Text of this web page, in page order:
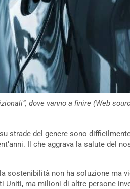
dove vanno a finire (Web
strade del genere sono
Il che aggrava la salute del
sostenibilità non ha soluzione ma
Uniti, ma milioni di altre persone